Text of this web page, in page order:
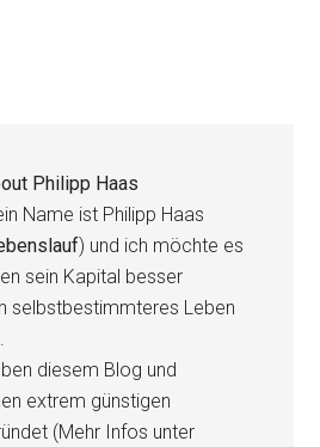
Philipp Haas
Name ist Philipp Haas
) und ich möchte es
sein Kapital besser
selbstbestimmteres Leben
diesem Blog und
extrem günstigen
(Mehr Infos unter